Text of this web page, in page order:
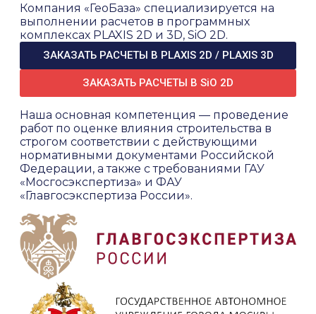
Компания «ГеоБаза» специализируется на
выполнении расчетов в программных
комплексах PLAXIS 2D и 3D, SiO 2D.
ЗАКАЗАТЬ РАСЧЕТЫ В PLAXIS 2D / PLAXIS 3D
ЗАКАЗАТЬ РАСЧЕТЫ В SiO 2D
Наша основная компетенция — проведение
работ по оценке влияния строительства в
строгом соответствии с действующими
нормативными документами Российской
Федерации, а также с требованиями ГАУ
«Мосгосэкспертиза» и ФАУ
«Главгосэкспертиза России».